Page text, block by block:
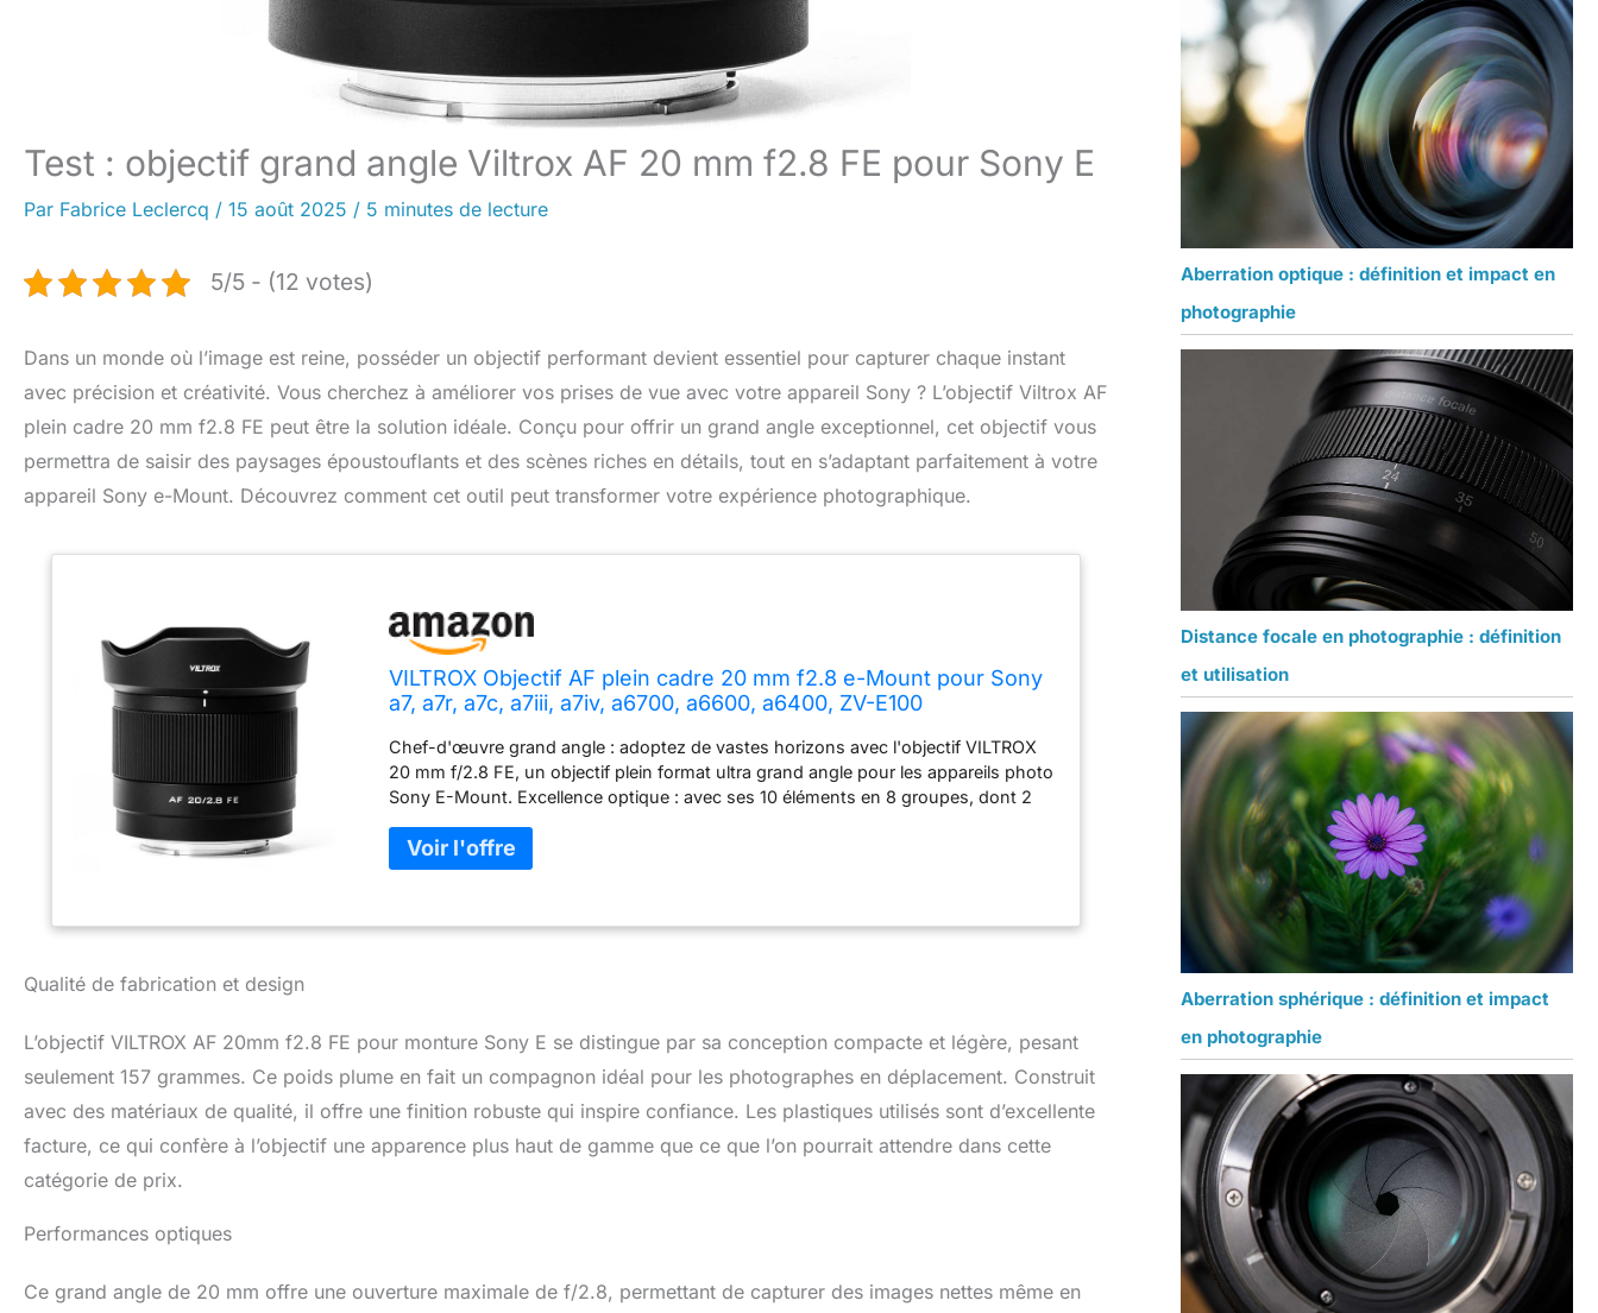
Test : objectif grand angle Viltrox AF 20 mm f2.8 FE pour Sony E
Par Fabrice Leclercq / 15 août 2025 / 5 minutes de lecture
5/5 - (12 votes)
Dans un monde où l’image est reine, posséder un objectif performant devient essentiel pour capturer chaque instant
avec précision et créativité. Vous cherchez à améliorer vos prises de vue avec votre appareil Sony ? L’objectif Viltrox AF
plein cadre 20 mm f2.8 FE peut être la solution idéale. Conçu pour offrir un grand angle exceptionnel, cet objectif vous
permettra de saisir des paysages époustouflants et des scènes riches en détails, tout en s’adaptant parfaitement à votre
appareil Sony e-Mount. Découvrez comment cet outil peut transformer votre expérience photographique.
VILTROX Objectif AF plein cadre 20 mm f2.8 e-Mount pour Sony
a7, a7r, a7c, a7iii, a7iv, a6700, a6600, a6400, ZV-E100
Chef-d'œuvre grand angle : adoptez de vastes horizons avec l'objectif VILTROX
20 mm f/2.8 FE, un objectif plein format ultra grand angle pour les appareils photo
Sony E-Mount. Excellence optique : avec ses 10 éléments en 8 groupes, dont 2
objectif offre des images nettes, claires et sans distorsion. Compact et portable :
ne pesant que 157 g et doté d'un design élégant et compact, cet objectif est le
ou des paysages sereins. Mise au point supérieure : le moteur pas à pas STM
Qualité de fabrication et design
L’objectif VILTROX AF 20mm f2.8 FE pour monture Sony E se distingue par sa conception compacte et légère, pesant
seulement 157 grammes. Ce poids plume en fait un compagnon idéal pour les photographes en déplacement. Construit
avec des matériaux de qualité, il offre une finition robuste qui inspire confiance. Les plastiques utilisés sont d’excellente
facture, ce qui confère à l’objectif une apparence plus haut de gamme que ce que l’on pourrait attendre dans cette
catégorie de prix.
Performances optiques
Ce grand angle de 20 mm offre une ouverture maximale de f/2.8, permettant de capturer des images nettes même en
Aberration optique : définition et impact en
photographie
Distance focale en photographie : définition
et utilisation
Aberration sphérique : définition et impact
en photographie